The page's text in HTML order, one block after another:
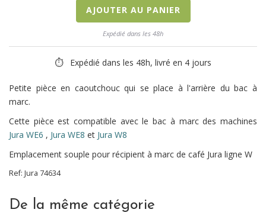
AJOUTER AU PANIER
Expédié dans les 48h
⏱ Expédié dans les 48h, livré en 4 jours
Petite pièce en caoutchouc qui se place à l'arrière du bac à
marc.
Cette pièce est compatible avec le bac à marc des machines
Jura WE6 , Jura WE8 et Jura W8
Emplacement souple pour récipient à marc de café Jura ligne W
Ref: Jura 74634
De la même catégorie